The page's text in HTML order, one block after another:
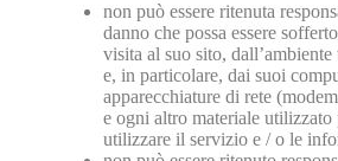
non può essere ritenuta
danno che possa essere
visita al suo sito, dall’ambiente
e, in particolare, dai suoi
apparecchiature di rete
e ogni altro materiale utilizzato
utilizzare il servizio e / o le